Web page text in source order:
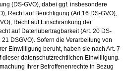
(DS-GVO), dabei ggf. insbesondere
Recht auf Berichtigung (Art.16 DS-GVO),
Recht auf Einschränkung der
auf Datenübertragbarkeit (Art. 20 DS-
DSGVO). Sofern die Verarbeitung von
Einwilligung beruht, haben sie nach Art. 7
dieser datenschutzrechtlichen Einwilligung.
Ihrer Betroffenenrechte in Bezug